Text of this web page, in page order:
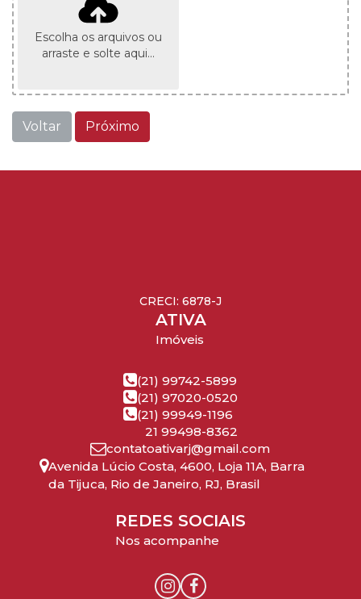
Escolha os arquivos ou
arraste e solte aqui...
Voltar Próximo
CRECI: 6878-J
ATIVA
Imóveis
(21) 99742-5899
(21) 97020-0520
(21) 99949-1196
21 99498-8362
contatoativarj@gmail.com
Avenida Lúcio Costa, 4600, Loja 11A, Barra
da Tijuca, Rio de Janeiro, RJ, Brasil
REDES SOCIAIS
Nos acompanhe